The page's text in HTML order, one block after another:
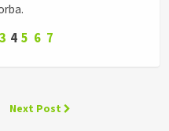
3 4 5 6 7
Next Post